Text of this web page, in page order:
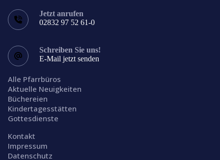
Jetzt anrufen
02832 97 52 61-0
Schreiben Sie uns!
E-Mail jetzt senden
Alle Pfarrbüros
Aktuelle Neuigkeiten
Büchereien
Kindertagesstätten
Gottesdienste
Kontakt
Impressum
Datenschutz